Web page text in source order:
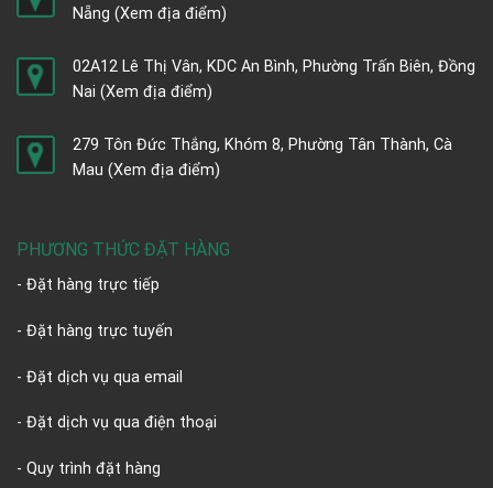
Nẵng (Xem địa điểm)
02A12 Lê Thị Vân, KDC An Bình, Phường Trấn Biên, Đồng
Nai (Xem địa điểm)
279 Tôn Đức Thắng, Khóm 8, Phường Tân Thành, Cà
Mau (Xem địa điểm)
PHƯƠNG THỨC ĐẶT HÀNG
- Đặt hàng trực tiếp
- Đặt hàng trực tuyến
- Đặt dịch vụ qua email
- Đặt dịch vụ qua điện thoại
- Quy trình đặt hàng